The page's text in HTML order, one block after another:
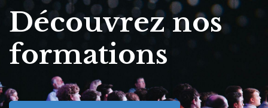
Découvrez nos
formations